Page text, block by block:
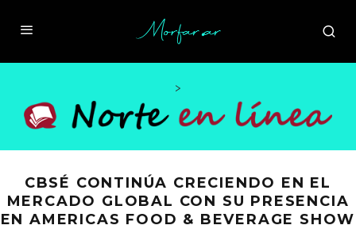
>
CBSÉ CONTINÚA CRECIENDO EN EL
MERCADO GLOBAL CON SU PRESENCIA
EN AMERICAS FOOD & BEVERAGE SHOW